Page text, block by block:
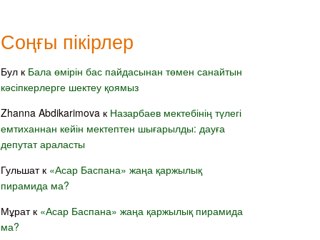
Соңғы пікірлер
Бул к Бала өмірін бас пайдасынан төмен санайтын
кәсіпкерлерге шектеу қоямыз
Zhanna Abdikarimova к Назарбаев мектебінің түлегі
емтиханнан кейін мектептен шығарылды: дауға
депутат араласты
Гульшатк «Асар Баспана» жаңа қаржылық
пирамида ма?
Мұратк «Асар Баспана» жаңа қаржылық пирамида
ма?